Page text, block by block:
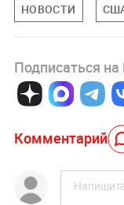
НОВОСТИ
Подписаться на
Комментарий